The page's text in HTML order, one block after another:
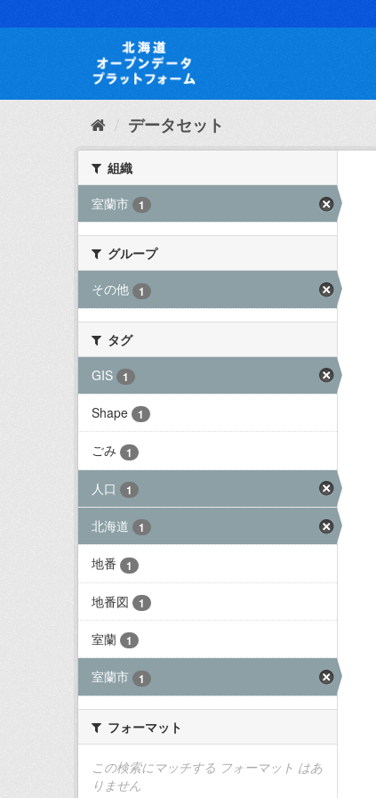
キ
て
データセット
組織
室蘭市
1
グループ
その他
1
タグ
GIS
1
Shape 1
ごみ 1
人口 1
北海道 1
地番 1
地番図 1
室蘭 1
室蘭市 1
フォーマット
この検索にマッチする フォーマット はあ
りません